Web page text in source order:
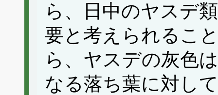
ら、日中のヤスデ
要と考えられるこ
ら、ヤスデの灰色
なる落ち葉に対し